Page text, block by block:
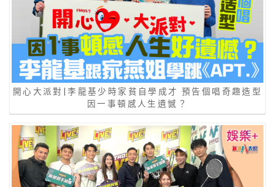
開心大派對|李龍基少時家貧自學成才 預告個唱奇趣造型
因一事頓感人生遺憾？